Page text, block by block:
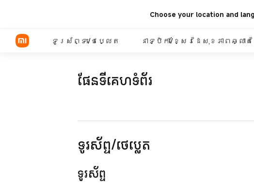
Choose your location and
ទូរស័ព្ទ/ថេប្លេត នាទ្បិកា/ខ្សែរដៃសុខភាពឆ្លាត
ផែនទីគេហទំព័រ
ទូរស័ព្ទ/ថេប្លេត
ទូរស័ព្ទ